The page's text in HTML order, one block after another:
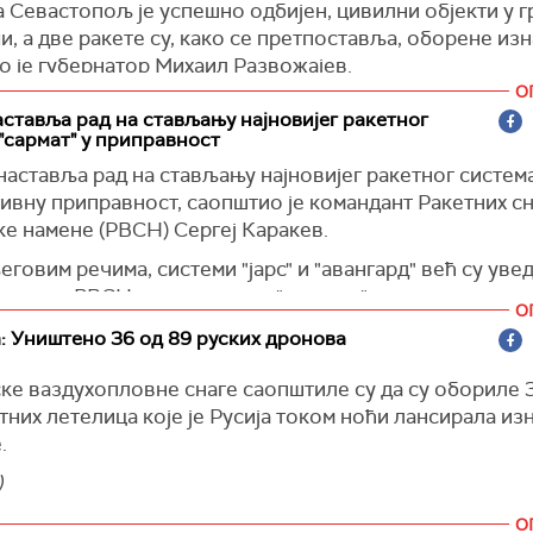
додао да је Трамп био кључан у јачању
против Русије и блокирању пројекта гасовода
речима, номинација Трампа је прилика да се
његов будући мандат бити заснован на
УН, а посебно на "украјинској формули мира" која
да се заврши рат.
Севастопољ је успешно одбијен, цивилни објекти у
а две ракете су, како се претпоставља, оборене
је губернатор Михаил Развожајев.
одбране саопштило да су системи ПВО
25 украјинских дронова током јутра изнад Црног
агенција РИА.
одбране Русије саопштило је, такође, и да су
22 беспилотне летелице Оружаних снага Украјине
рад на стављању најновијег ракетног
у приправност
рад на стављању најновијег ракетног
приправност, саопштио је командант Ракетних
намене (РВСН) Сергеј Каракев.
речима, системи "јарс" и "авангард" већ су
РВСН, док се рад на "дармату" наставља.
навео да је реализација државног програма
више од 88 одсто система у борбеном саставу
модели.
Уништено 36 од 89 руских дронова
ваздухопловне снаге саопштиле су да су обориле
летелица које је Русија током ноћи лансирала